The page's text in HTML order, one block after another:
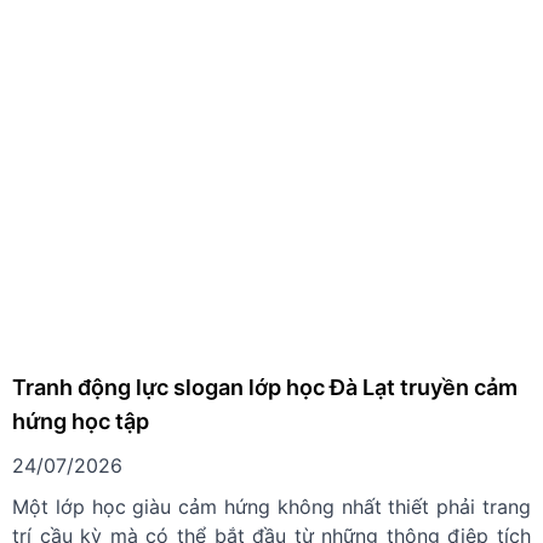
Tranh động lực slogan lớp học Đà Lạt truyền cảm
hứng học tập
24/07/2026
Một lớp học giàu cảm hứng không nhất thiết phải trang
trí cầu kỳ mà có thể bắt đầu từ những thông điệp tích